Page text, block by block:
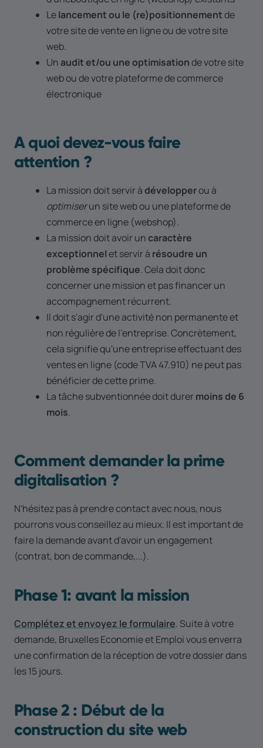
Lelancement ou le (re)positionnementde
votre site de vente en ligne ou de votre site
web.
Unaudit et/ou une optimisationde votre site
web ou de votre plateforme de commerce
électronique
A quoi devez-vous faire
attention ?
La mission doit servir àdévelopperou à
optimiserun site web ou une plateforme de
commerce en ligne (webshop).
La mission doit avoir uncaractère
exceptionnelet servir à résoudre un
problème spécifique. Cela doit donc
concerner une mission et pas financer un
accompagnement récurrent.
Il doit s'agir d'une activité non permanente et
non régulière de l'entreprise. Concrètement,
cela signifie qu'une entreprise effectuant des
ventes en ligne (code TVA 47.910) ne peut pas
bénéficier de cette prime.
La tâche subventionnée doit durer moins de 6
mois.
Comment demander la prime
digitalisation ?
N'hésitez pas à prendre contact avec nous, nous
pourrons vous conseillez au mieux. Il est important de
faire la demande avant d'avoir un engagement
(contrat, bon de commande,...).
Phase 1: avant la mission
Complétez et envoyez le formulaire. Suite à votre
demande, Bruxelles Economie et Emploi vous enverra
une confirmation de la réception de votre dossier dans
les 15 jours.
Phase 2 : Début de la
construction du site web